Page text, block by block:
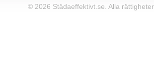
© 2026 Städaeffektivt.se. Alla